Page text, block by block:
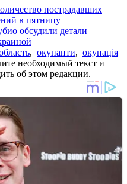
пострадавших
в пятницу
обсудили детали
, окупанти, окупація
необходимый текст и
об этом редакции.